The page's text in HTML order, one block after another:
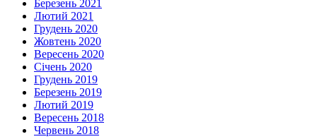
Березень 2021
Лютий 2021
Грудень 2020
Жовтень 2020
Вересень 2020
Січень 2020
Грудень 2019
Березень 2019
Лютий 2019
Вересень 2018
Червень 2018